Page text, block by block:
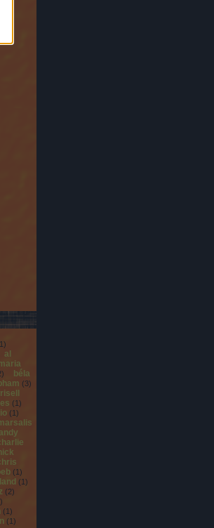
1 )
al
)
béla
(3)
(1 )
(1 )
(1 )
(1 )
(2)
)
(1 )
(1 )